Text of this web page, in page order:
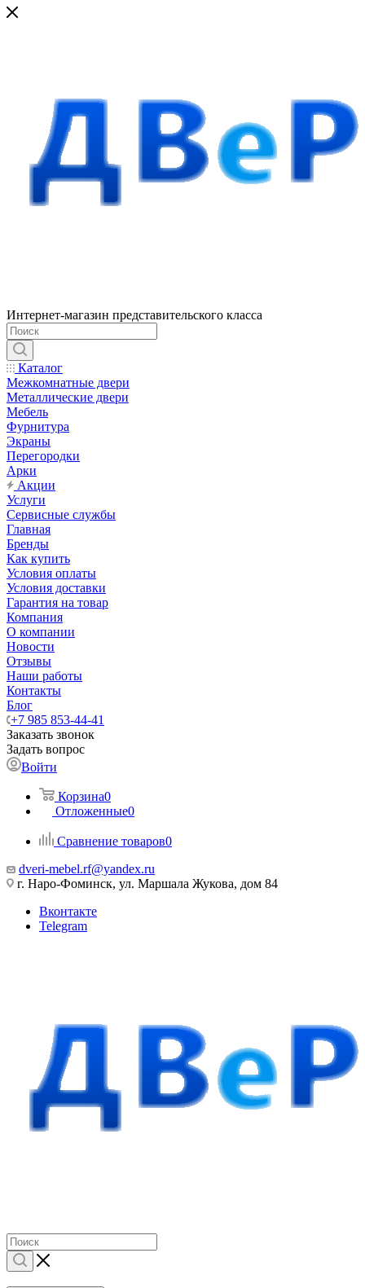
Интернет-магазин представительского класса
Каталог
Межкомнатные двери
Металлические двери
Мебель
Фурнитура
Экраны
Перегородки
Арки
Акции
Услуги
Сервисные службы
Главная
Бренды
Как купить
Условия оплаты
Условия доставки
Гарантия на товар
Компания
О компании
Новости
Отзывы
Наши работы
Контакты
Блог
+7 985 853-44-41
Заказать звонок
Задать вопрос
Войти
Корзина0
Отложенные0
Сравнение товаров0
dveri-mebel.rf@yandex.ru
г. Наро-Фоминск, ул. Маршала Жукова, дом 84
Вконтакте
Telegram